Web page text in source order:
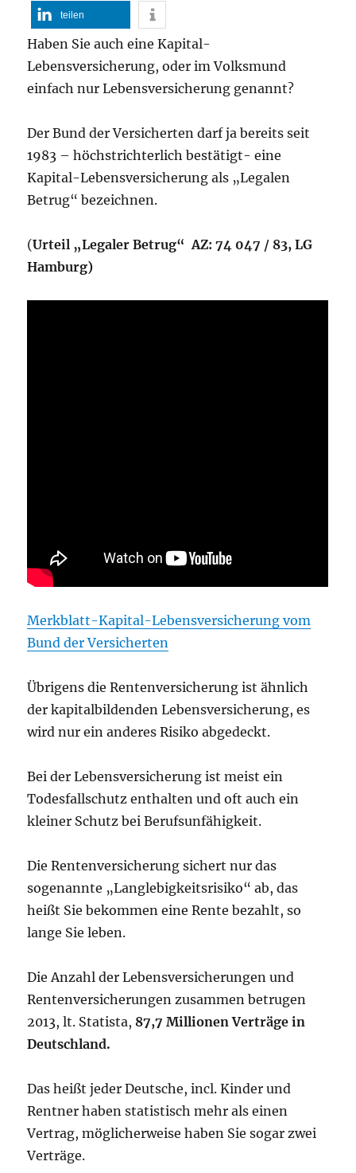
teilen
Haben Sie auch eine Kapital-
Lebensversicherung, oder im Volksmund
einfach nur Lebensversicherung genannt?
Der Bund der Versicherten darf ja bereits seit
1983 – höchstrichterlich bestätigt- eine
Kapital-Lebensversicherung als „Legalen
Betrug“ bezeichnen.
(Urteil „Legaler Betrug“ AZ: 74 047 / 83, LG
Hamburg)
Merkblatt-Kapital-Lebensversicherung vom
Bund der Versicherten
Übrigens die Rentenversicherung ist ähnlich
der kapitalbildenden Lebensversicherung, es
wird nur ein anderes Risiko abgedeckt.
Bei der Lebensversicherung ist meist ein
Todesfallschutz enthalten und oft auch ein
kleiner Schutz bei Berufsunfähigkeit.
Die Rentenversicherung sichert nur das
sogenannte „Langlebigkeitsrisiko“ ab, das
heißt Sie bekommen eine Rente bezahlt, so
lange Sie leben.
Die Anzahl der Lebensversicherungen und
Rentenversicherungen zusammen betrugen
2013, lt. Statista, 87,7 Millionen Verträge in
Deutschland.
Das heißt jeder Deutsche, incl. Kinder und
Rentner haben statistisch mehr als einen
Vertrag, möglicherweise haben Sie sogar zwei
Verträge.